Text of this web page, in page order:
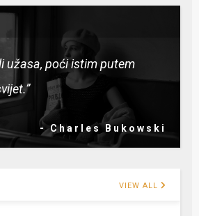
užasa, poći istim putem
- Charles Bukowski
VIEW ALL